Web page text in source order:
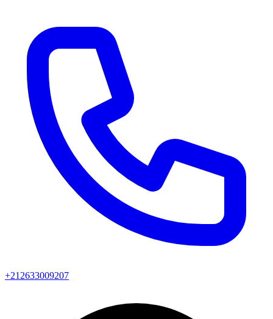
+212633009207